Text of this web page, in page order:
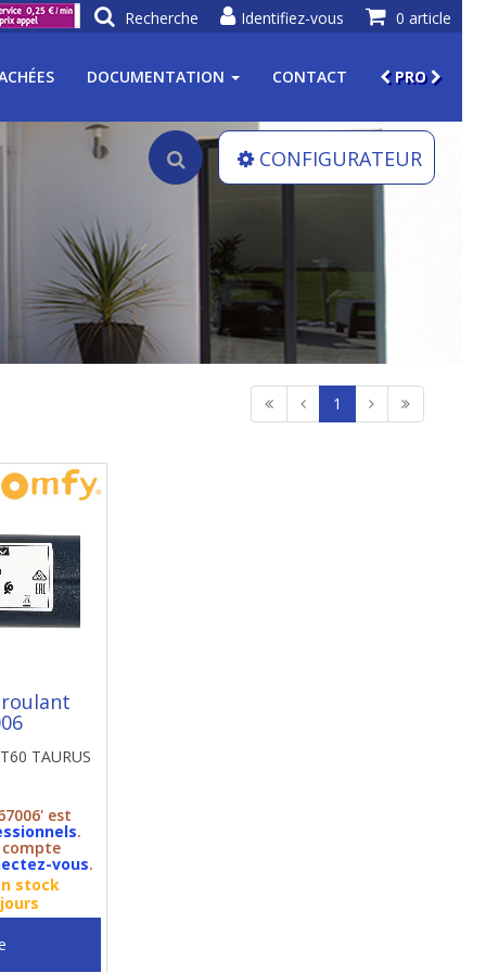
0 article
Identifiez-vous
Recherche
DOCUMENTATION CONTACT PRO
CONFIGURATEUR
1
TAURUS
est
.
compte
vous.
stock